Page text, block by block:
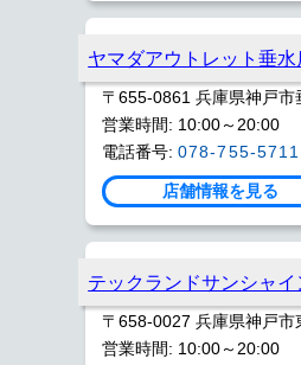
ヤマダアウトレット垂水
〒655-0861 兵庫県神戸
営業時間: 10:00～20:00
電話番号: 078-755-5711
店舗情報を見る
テックランドサンシャ
〒658-0027 兵庫県神戸
営業時間: 10:00～20:00